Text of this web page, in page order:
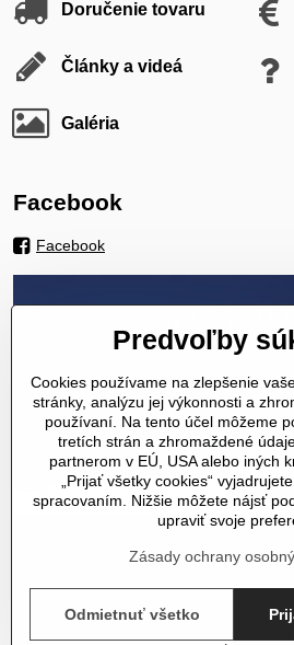
Doručenie tovaru
Články a videá
Galéria
Facebook
Facebook
©2026
Predvoľby súkromiaZásady
Stav
Predvoľby
Cookies používame na zlepšenie
stránky, analýzu jej výkonnosti a
používaní. Na tento účel môžeme
tretích strán a zhromaždené
partnerom v EÚ, USA alebo iných
„Prijať všetky cookies“
spracovaním. Nižšie môžete nájsť
upraviť svoje
Zásady ochrany
Odmietnuť všetko